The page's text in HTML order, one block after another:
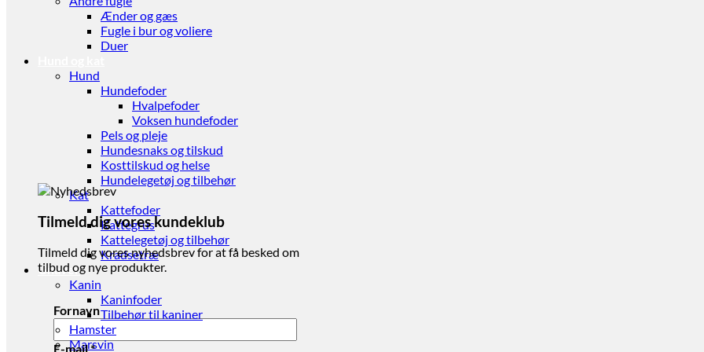
Ænder og gæs
Fugle i bur og voliere
Duer
Hund
Hundefoder
Hvalpefoder
Voksen hundefoder
Pels og pleje
Hundesnaks og tilskud
Kosttilskud og helse
Hundelegetøj og tilbehør
Kat
Kattefoder
Kattegrus
Kattelegetøj og tilbehør
Kradsetræ
Gnaver
Kanin
Kaninfoder
Tilbehør til kaniner
Hamster
Marsvin
Tilmeld dig vores kundeklub
Tilmeld dig vores nyhedsbrev for at få besked om
tilbud og nye produkter.
Fornavn
E-mail*